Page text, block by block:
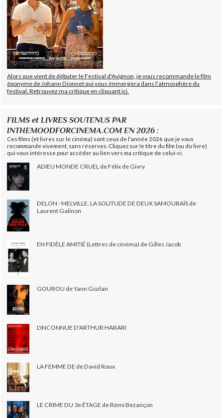
Alors que vient de débuter le Festival d'Avignon, je vous recommande le film
éponyme de Johann Dionnet qui vous immergera dans l'atmosphère du
festival. Retrouvez ma critique en cliquant ici.
FILMS et LIVRES SOUTENUS PAR
INTHEMOODFORCINEMA.COM EN 2026 :
Ces films (et livres sur le cinéma) sont ceux de l'année 2026 que je vous
recommande vivement, sans réserves. Cliquez sur le titre du film (ou du livre)
qui vous intéresse pour accéder au lien vers ma critique de celui-ci.
ADIEU MONDE CRUEL de Félix de Givry
DELON - MELVILLE, LA SOLITUDE DE DEUX SAMOURAÏS de
Laurent Galinon
EN FIDÈLE AMITIÉ (Lettres de cinéma) de Gilles Jacob
GOUROU de Yann Gozlan
L'INCONNUE D'ARTHUR HARARI
LA FEMME DE de David Roux
LE CRIME DU 3e ÉTAGE de Rémi Bezançon